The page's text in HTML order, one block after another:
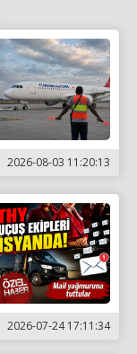
2026-08-03 11:20:13
2026-07-24 17:11:34